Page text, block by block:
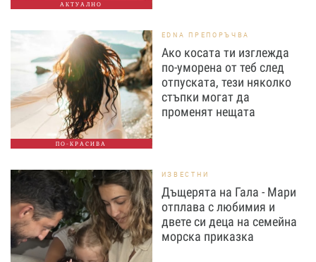
АКТУАЛНО
ПО-КРАСИВА
EDNA ПРЕПОРЪЧВА
Ако косата ти изглежда
по-уморена от теб след
отпуската, тези няколко
стъпки могат да
променят нещата
ИЗВЕСТНИ
Дъщерята на Гала - Мари
отплава с любимия и
двете си деца на семейна
морска приказка